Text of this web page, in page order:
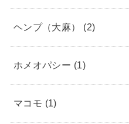
ヘンプ（大麻） (2)
ホメオパシー (1)
マコモ (1)